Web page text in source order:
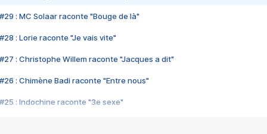
#29 : MC Solaar raconte "Bouge de là"
#28 : Lorie raconte "Je vais vite"
#27 : Christophe Willem raconte "Jacques a dit"
#26 : Chimène Badi raconte "Entre nous"
#25 : Indochine raconte "3e sexe"